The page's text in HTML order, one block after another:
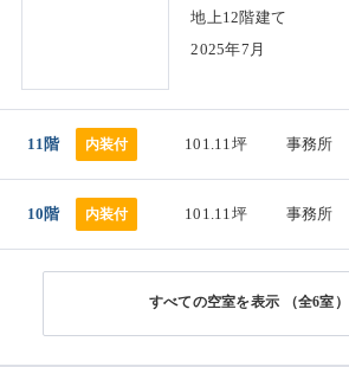
地上12階建て
2025年7月
11階 内装付 101.11坪 事務所
10階 内装付 101.11坪 事務所
（全6室）